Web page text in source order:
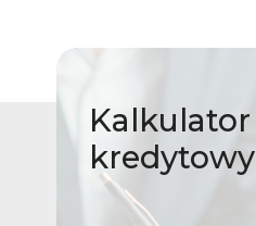
Kalkulator
kredytowy